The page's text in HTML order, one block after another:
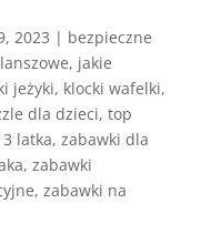
2023 | bezpieczne
, jakie
jeżyki, klocki wafelki,
dla dzieci, top
latka, zabawki dla
, zabawki
, zabawki na